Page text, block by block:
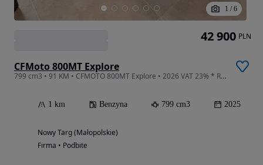
1 / 6
CFMoto 800MT Explore
799 cm3 • 91 KM • CFMOTO 800MT Explore • 2026 VAT 23% * Raty * CFMOTO * Transport
1 km Benzyna 799 cm3 2025
Nowy Targ (Małopolskie)
Firma • Podbite
42 900 PLN